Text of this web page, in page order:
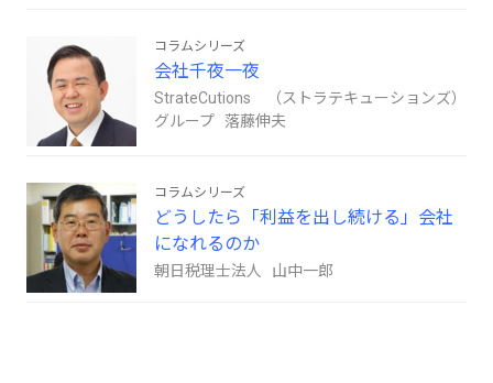
コラムシリーズ
会社千夜一夜
StrateCutions （ストラテキューションズ）
グループ 落藤伸夫
コラムシリーズ
どうしたら「利益を出し続ける」会社
になれるのか
朝日税理士法人 山中一郎